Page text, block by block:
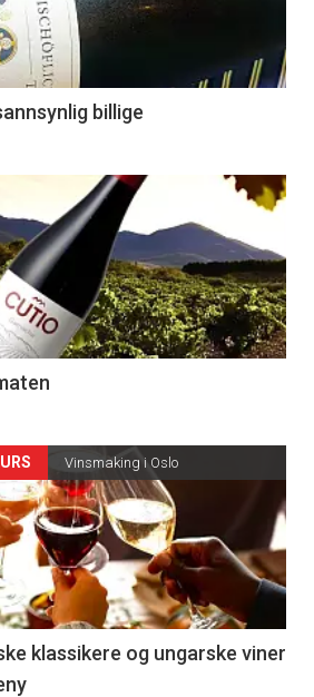
billige
Vinsmaking i Oslo
klassikere og ungarske viner